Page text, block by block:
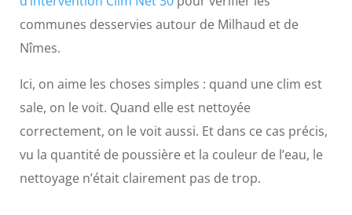
communes desservies autour de Milhaud et de
Nîmes.
Ici, on aime les choses simples : quand une clim est
sale, on le voit. Quand elle est nettoyée
correctement, on le voit aussi. Et dans ce cas précis,
vu la quantité de poussière et la couleur de l’eau, le
nettoyage n’était clairement pas de trop.